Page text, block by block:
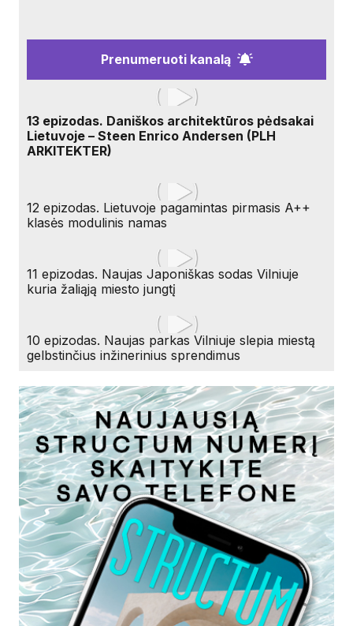
Prenumeruoti kanalą
13 epizodas. Daniškos architektūros pėdsakai
Lietuvoje – Steen Enrico Andersen (PLH
ARKITEKTER)
12 epizodas. Lietuvoje pagamintas pirmasis A++
klasės modulinis namas
11 epizodas. Naujas Japoniškas sodas Vilniuje
kuria žaliąją miesto jungtį
10 epizodas. Naujas parkas Vilniuje slepia miestą
gelbstinčius inžinerinius sprendimus